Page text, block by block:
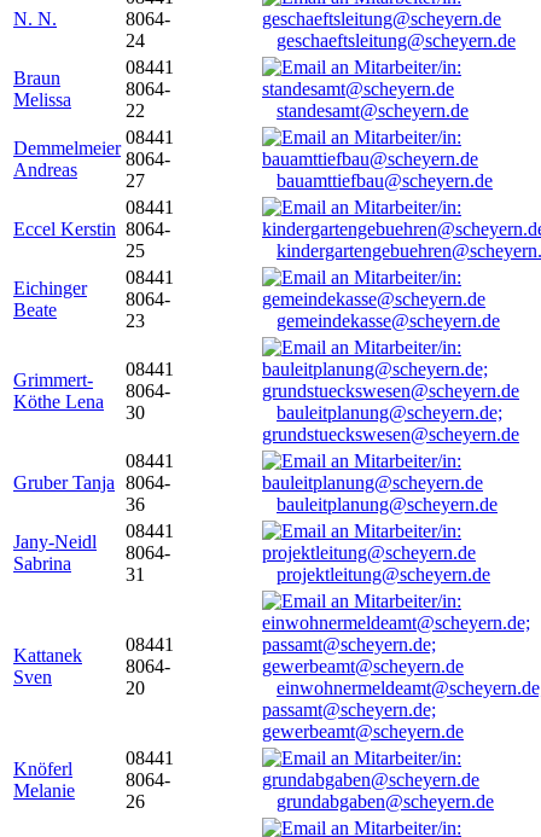
N. N.
8064-
24
geschaeftsleitung@scheyern.de
Braun
Melissa
08441
8064-
22
standesamt@scheyern.de
Demmelmeier
Andreas
08441
8064-
27
bauamttiefbau@scheyern.de
Eccel Kerstin
08441
8064-
25
Eichinger
Beate
08441
8064-
23
gemeindekasse@scheyern.de
Grimmert-
Köthe Lena
08441
8064-
30
bauleitplanung@scheyern.de;
grundstueckswesen@scheyern.de
Gruber Tanja
08441
8064-
36
bauleitplanung@scheyern.de
Jany-Neidl
Sabrina
08441
8064-
31
projektleitung@scheyern.de
Kattanek
Sven
08441
8064-
20
passamt@scheyern.de;
gewerbeamt@scheyern.de
Knöferl
Melanie
08441
8064-
26
grundabgaben@scheyern.de